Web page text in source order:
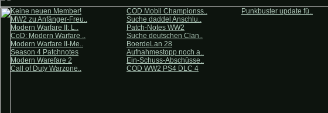
Keine neuen Member!
MW2 zu Anfänger-Freu..
Modern Warfare II: L..
CoD: Modern Warfare ..
Modern Warfare II-Me..
Season 4 Patchnotes
Modern Warefare 2
Call of Duty Warzone..
COD Mobil Championss..
Suche daddel Anschlu..
Patch-Notes WW2
Suche deutschen Clan..
BoerdeLan 28
Aufnahmestopp noch a..
Ein-Schuss-Abschüsse..
COD WW2 PS4 DLC 4
Punkbuster update fü..